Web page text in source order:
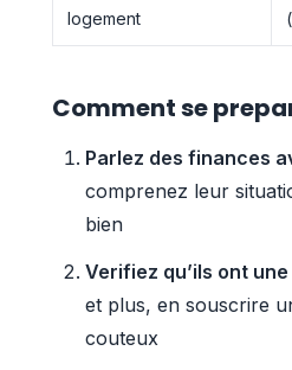
logement
Comment se
Parlez des finances
comprenez leur
bien
Verifiez qu’ils ont
et plus, en souscrire
couteux